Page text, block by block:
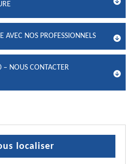
AVEC NOS PROFESSIONNELS
– NOUS CONTACTER
localiser